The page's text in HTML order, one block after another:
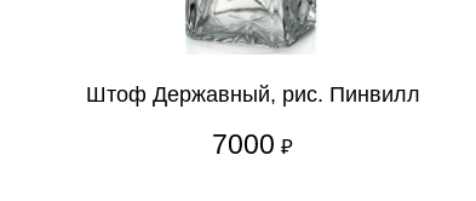
Штоф Державный, рис. Пинвилл
7000